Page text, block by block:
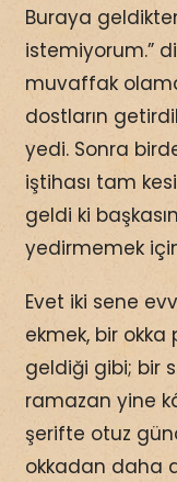
Buraya
istemiyorum.”
muvaffak
dostların
yedi. Sonra
iştihası tam
geldi ki
yedirmemek
Evet iki sene
ekmek, bir
geldiği gibi; bir
ramazan yine
şerifte otuz
okkadan daha